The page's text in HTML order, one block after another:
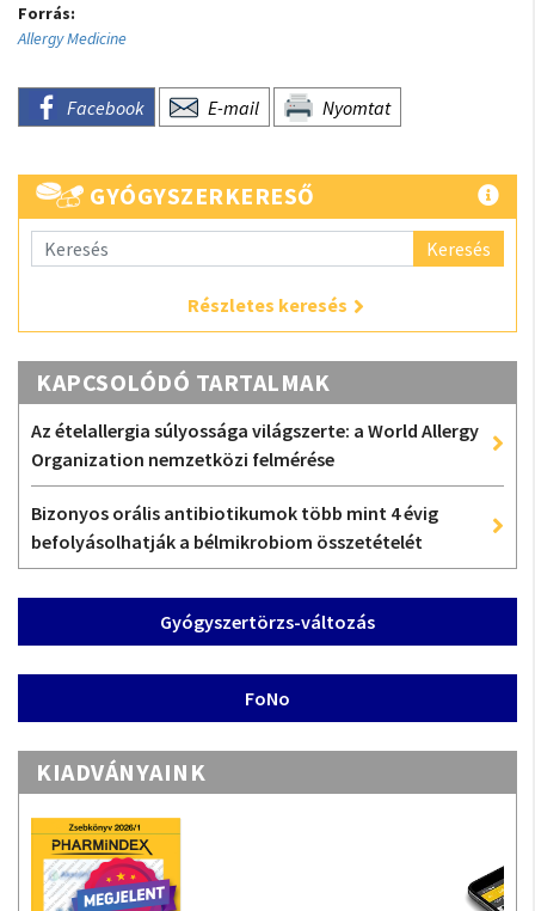
Forrás:
Allergy Medicine
Facebook E-mail Nyomtat
GYÓGYSZERKERESŐ
Keresés
Részletes keresés
KAPCSOLÓDÓ TARTALMAK
Az ételallergia súlyossága világszerte: a World Allergy
Organization nemzetközi felmérése
Bizonyos orális antibiotikumok több mint 4 évig
befolyásolhatják a bélmikrobiom összetételét
Gyógyszertörzs-változás
FoNo
KIADVÁNYAINK